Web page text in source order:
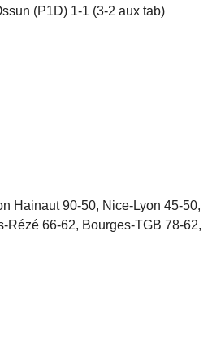
(P1D) 1-1 (3-2 aux tab)
Hainaut 90-50, Nice-Lyon 45-50,
Rézé 66-62, Bourges-TGB 78-62,